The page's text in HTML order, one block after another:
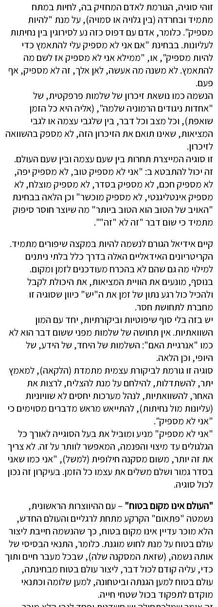
זוהי סוגיה, הגורמת לאדם המחזיק בה, לחיות במתח
מתמיד ובחרדה (בין גלויה או סמויה), על מנת "להיות
מספיק". כלומר, אדם עם דפוס כזה נע לסירוגין בין נחיתות
לעליונות. בבחינת "אם אני לא מספיק עלי להתאמץ כדי
להיות מספיק", או, "ממילא אני לא מספיק אז לשם מה
להתאמץ. לא משנה מה אעשה, לאן אלך, זה לא מספיק, אף
פעם.
הנשמה כמו נושאת זיכרון של שלמות פרפקטית, של
"אחדות ניגודים הרמוניה שלמה", (אליה היא כל הזמן
שואפת), וכל מצב וכל דבר, בין שלגבי עצמה או לגבי
המציאות, שאינו תואם את הזיכרון הזה, לא מספק בהשוואה
לזיכרון.
זו סוגיה המייצרת תחרות בין שעם עצמה ובין שעם העולם.
זה יכול להתבטא ב: "אני לא מספיק טוב, לא מספיק יפה,
לא מספיק חכם, לא מספיק בסדר, לא מספיק מוצלח, לא
מספיק אינטליגנטי, לא מספיק מוכשר" וכן הלאה בבחינת
"האויב של הטוב הוא הטוב ביותר" מה שיוצר חוסר סיפוק
מתמיד כי שום דבר "זה לא "זה"".
קיים אידיאל הגורם לנשמה להיות במקצה שיפורים מתמיד.
הקריטריונים האידאליים האלה בדרך כלל בלתי ניתנים
למילוי מה גם שהם לא בהכרח מעודכנים לזמן ומקום.
בנוסף, מונעים את הוויית המציאות, את היכולת לקבל
ולהכיל כול רגע נתון של זמן את ה"יש" כיוון שסוגיה זו
מחברת לתחושת חסר.
יש בזה בלי סוף שיפוטיות וביקורתיות, יחד עם המון
השוואתיות. אין תחושה של שלמות מפני ששום דבר הוא לא
כמו "אנרגיית האם": השלמות של היחד, של הידע, של
היופי, וכן הלאה.
סוגיה זו גורמת לביקורת עצמית מתמדת (הלקאה), למאמץ
יתר, להשתדלות, להילחם על מנת להצליח, לרצות את
האחר, להשוואתיות, לנהל מערכות יחסים לא שוויוניות
(עליונות מול נחיתות), להתייאש מראש מדברים מסוימים כי
"אני לא מספיק".
"אני לא מספיק" מניע ומוביל את בעל הסוגייה לאורך כל
הגלגולים עד מיצוי והפנמה, המאפשר לוותר על זה. לא צריך
את זה יותר, משום מסקנה חילופית (למשל), "אני כמו שאני
בסדר גמור ושלם משלים את עצמו כל הזמן. בעיקרון זה נכון
לכול סוגיה.
"העולם אינו מקום בטוח" – עם ההיווצרות הראשונית,
נשמטה "פתאום" הקרקע מתחת לרגליים והעולם החדש,
הלא מוכר עדיין אינו מקום בטוח, כך שהנשמה חייבת ליצור
עולם בטוח על מנת לחוש מוגנת. כלומר, התנאי הבסיסי של
אותה נשמה, (שזאת המסקנה שלה), שבכל מעבר חיים ותוך
כדי, עליה קודם לכול דבר, ליצור עולם בטוח מבחינתה,
עולם בטוח למען הגנתה וביטחונה, למען שלומה וכתנאי
מוקדם לתפקוד בכול שטחי חייה.